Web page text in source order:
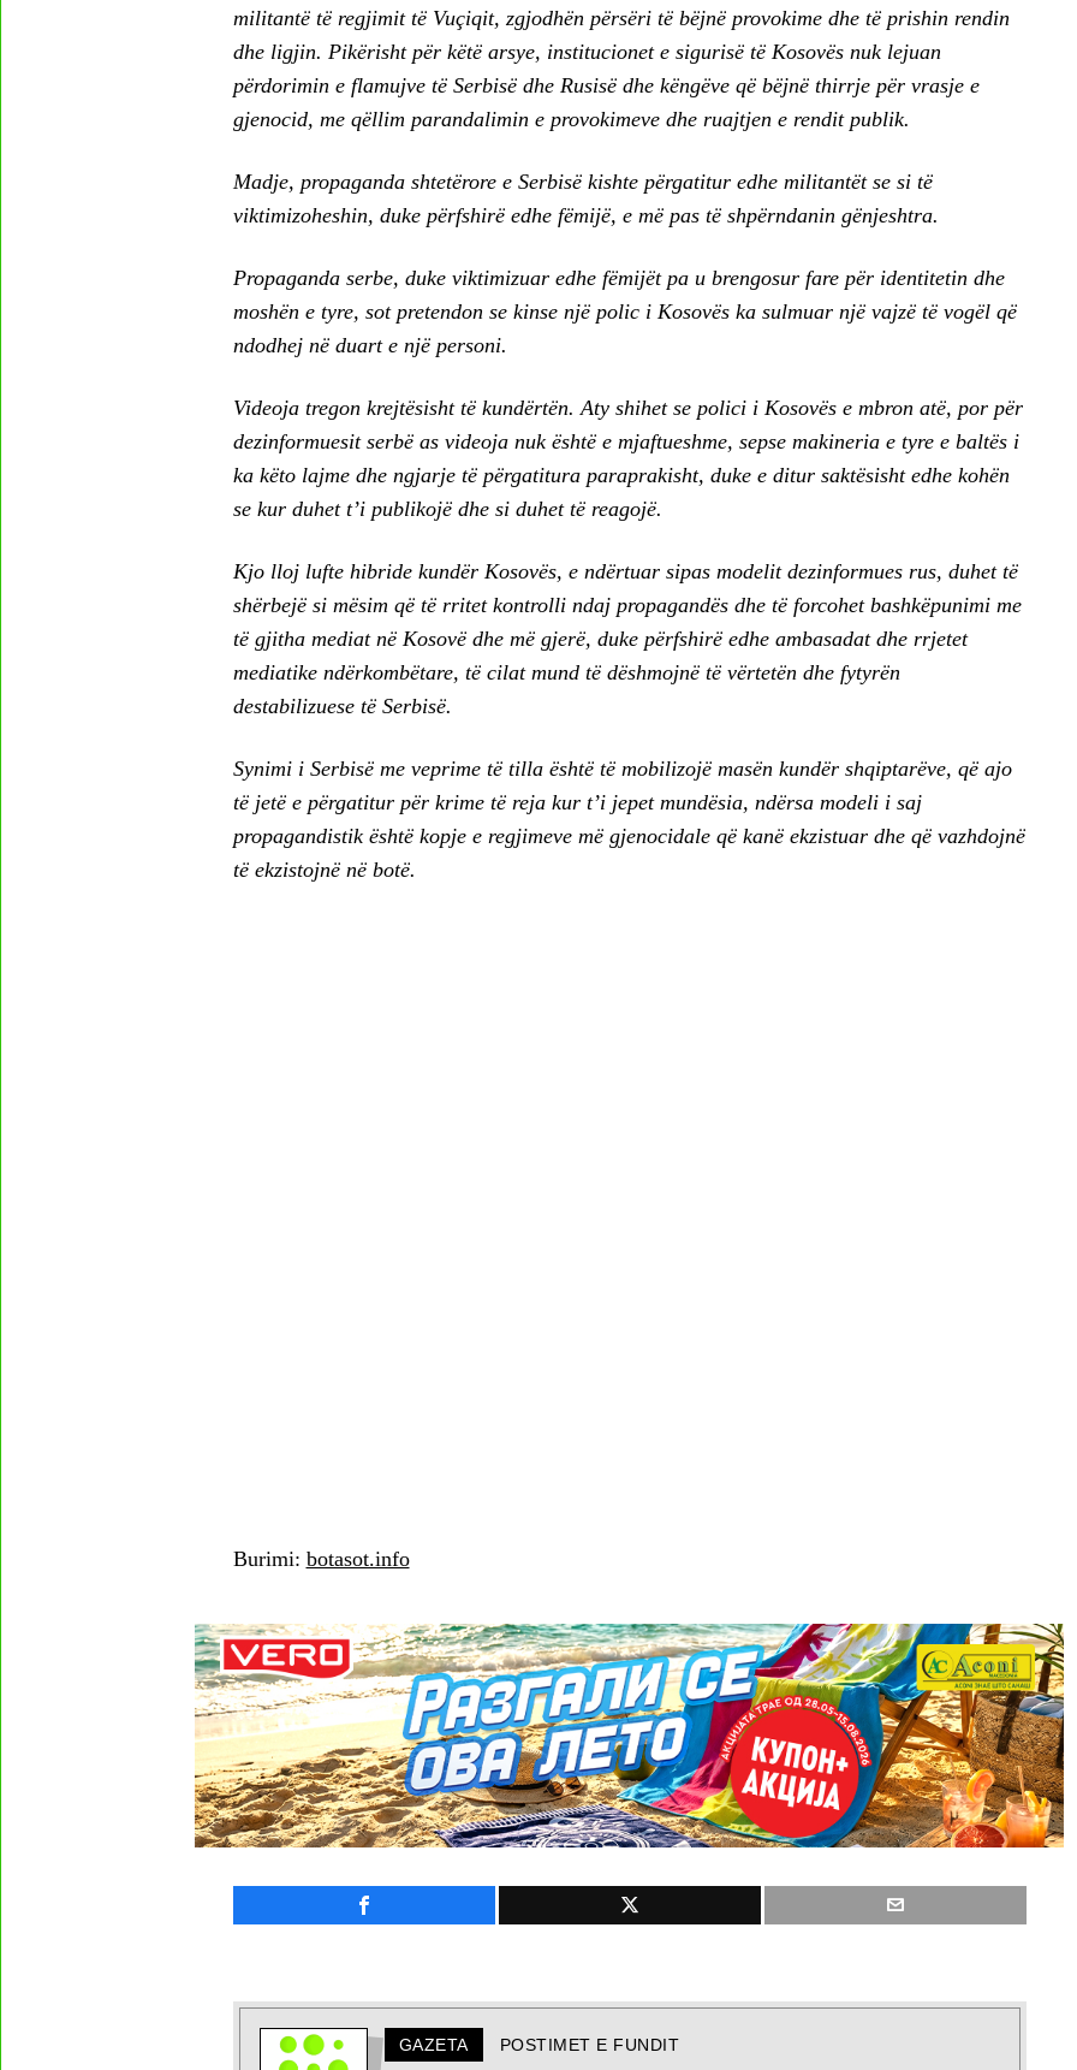
militantë të regjimit të Vuçiqit, zgjodhën përsëri të bëjnë provokime dhe të prishin rendin
dhe ligjin. Pikërisht për këtë arsye, institucionet e sigurisë të Kosovës nuk lejuan
përdorimin e flamujve të Serbisë dhe Rusisë dhe këngëve që bëjnë thirrje për vrasje e
gjenocid, me qëllim parandalimin e provokimeve dhe ruajtjen e rendit publik.
Madje, propaganda shtetërore e Serbisë kishte përgatitur edhe militantët se si të
viktimizoheshin, duke përfshirë edhe fëmijë, e më pas të shpërndanin gënjeshtra.
Propaganda serbe, duke viktimizuar edhe fëmijët pa u brengosur fare për identitetin dhe
moshën e tyre, sot pretendon se kinse një polic i Kosovës ka sulmuar një vajzë të vogël që
ndodhej në duart e një personi.
Videoja tregon krejtësisht të kundërtën. Aty shihet se polici i Kosovës e mbron atë, por për
dezinformuesit serbë as videoja nuk është e mjaftueshme, sepse makineria e tyre e baltës i
ka këto lajme dhe ngjarje të përgatitura paraprakisht, duke e ditur saktësisht edhe kohën
se kur duhet t’i publikojë dhe si duhet të reagojë.
Kjo lloj lufte hibride kundër Kosovës, e ndërtuar sipas modelit dezinformues rus, duhet të
shërbejë si mësim që të rritet kontrolli ndaj propagandës dhe të forcohet bashkëpunimi me
të gjitha mediat në Kosovë dhe më gjerë, duke përfshirë edhe ambasadat dhe rrjetet
mediatike ndërkombëtare, të cilat mund të dëshmojnë të vërtetën dhe fytyrën
destabilizuese të Serbisë.
Synimi i Serbisë me veprime të tilla është të mobilizojë masën kundër shqiptarëve, që ajo
të jetë e përgatitur për krime të reja kur t’i jepet mundësia, ndërsa modeli i saj
propagandistik është kopje e regjimeve më gjenocidale që kanë ekzistuar dhe që vazhdojnë
të ekzistojnë në botë.
Burimi: botasot.info
GAZETA POSTIMET E FUNDIT